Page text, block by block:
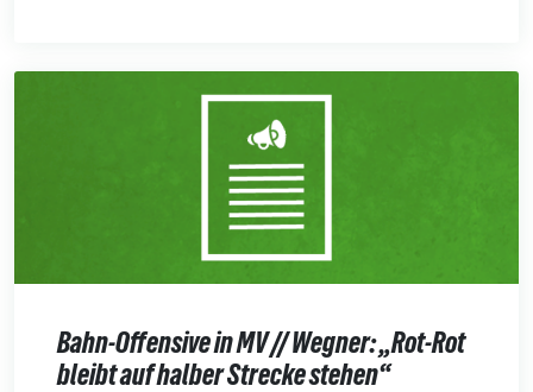
Bahn-Offensive in MV // Wegner: „Rot-Rot
bleibt auf halber Strecke stehen“